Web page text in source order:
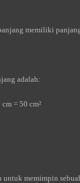
memiliki
adalah:
= 50 cm²
untuk memimpin